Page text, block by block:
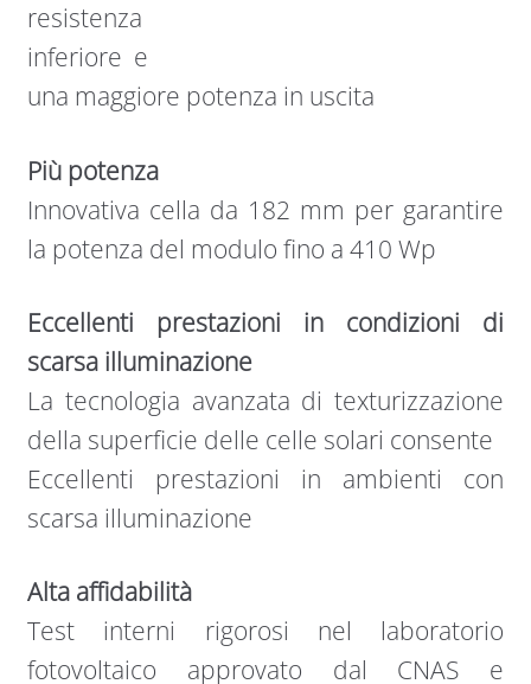
resistenza
inferiore e
una maggiore potenza in uscita
Più potenza
Innovativa cella da 182 mm per garantire
la potenza del modulo fino a 410 Wp
Eccellenti prestazioni in condizioni di
scarsa illuminazione
La tecnologia avanzata di texturizzazione
della superficie delle celle solari consente
Eccellenti prestazioni in ambienti con
scarsa illuminazione
Alta affidabilità
Test interni rigorosi nel laboratorio
fotovoltaico approvato dal CNAS e